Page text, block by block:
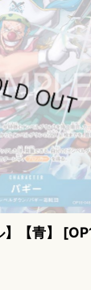
【青】 [